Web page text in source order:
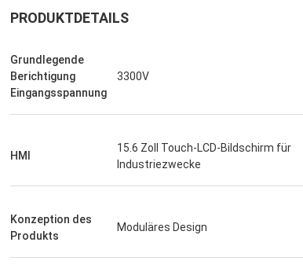
Integration ist die Kommunikation
unseres Steuerungssystems robuster.
der soliden Leistung dieser Komponenten.
Ein rundum problemloses Erlebnis.
PRODUKTDETAILS
Grundlegende
Berichtigung
Eingangsspannung
3300V
HMI
15.6 Zoll Touch-LCD-Bildschirm für
Industriezwecke
Konzeption des
Produkts
Moduläres Design